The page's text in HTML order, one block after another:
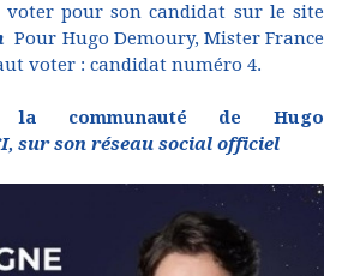
voter pour son candidat sur le site
Pour Hugo Demoury, Mister France
voter : candidat numéro 4.
la communauté de Hugo
sur son réseau social officiel